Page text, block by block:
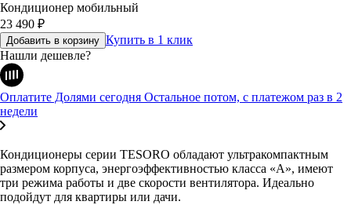
Кондиционер мобильный
23 490 ₽
Добавить в корзину Купить в 1 клик
Нашли дешевле?
Оплатите Долями сегодня Остальное потом, с платежом раз в 2
недели
Кондиционеры серии TESORO обладают ультракомпактным
размером корпуса, энергоэффективностью класса «А», имеют
три режима работы и две скорости вентилятора. Идеально
подойдут для квартиры или дачи.